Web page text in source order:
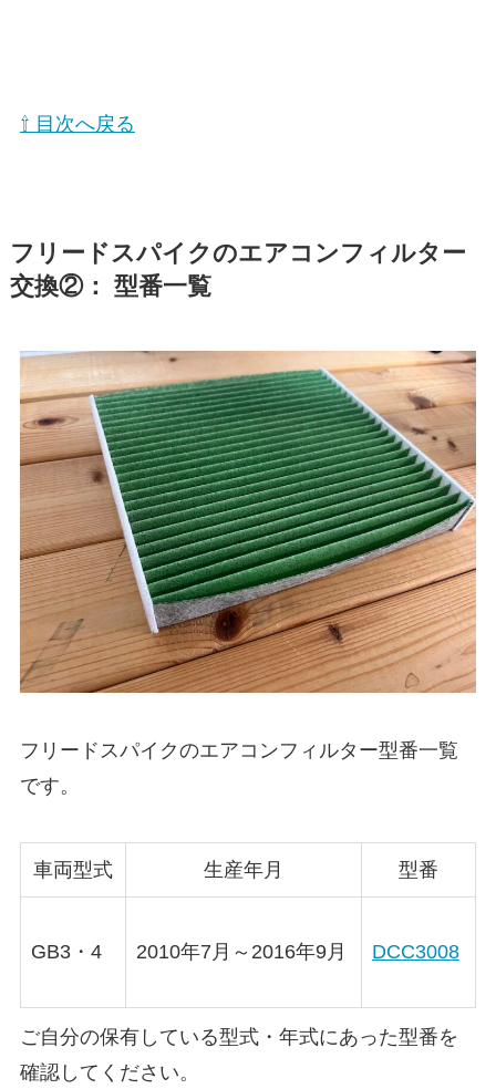
⇧ 目次へ戻る
フリードスパイク のエアコンフィルター
交換②： 型番一覧
フリードスパイクのエアコンフィルター型番一覧
です。
車両型式 生産年月 型番
GB3・4 2010年7月～2016年9月 DCC3008
ご自分の保有している型式・年式にあった型番を
確認してください。